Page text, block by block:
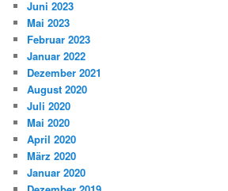
Juni 2023
Mai 2023
Februar 2023
Januar 2022
Dezember 2021
August 2020
Juli 2020
Mai 2020
April 2020
März 2020
Januar 2020